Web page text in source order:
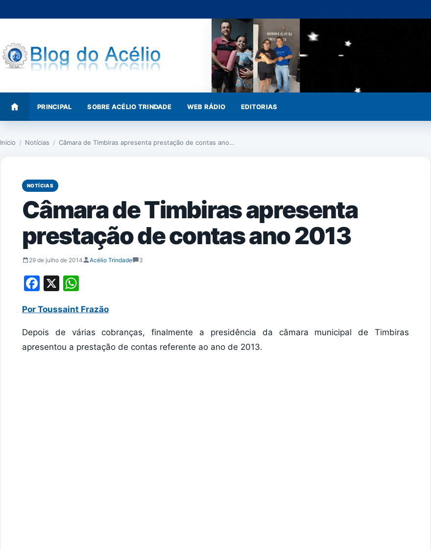
para
conteúdo
PRINCIPAL SOBRE ACÉLIO TRINDADE WEB RÁDIO EDITORIAS
Início / Notícias / Câmara de Timbiras apresenta prestação de contas ano…
NOTÍCIAS
Câmara de Timbiras apresenta
prestação de contas ano 2013
29 de julho de 2014 Acélio Trindade 3
Facebook
X
Por Toussaint Frazão
Depois de várias cobranças, finalmente a presidência da câmara municipal de Timbiras
apresentou a prestação de contas referente ao ano de 2013.